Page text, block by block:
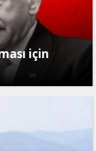
için